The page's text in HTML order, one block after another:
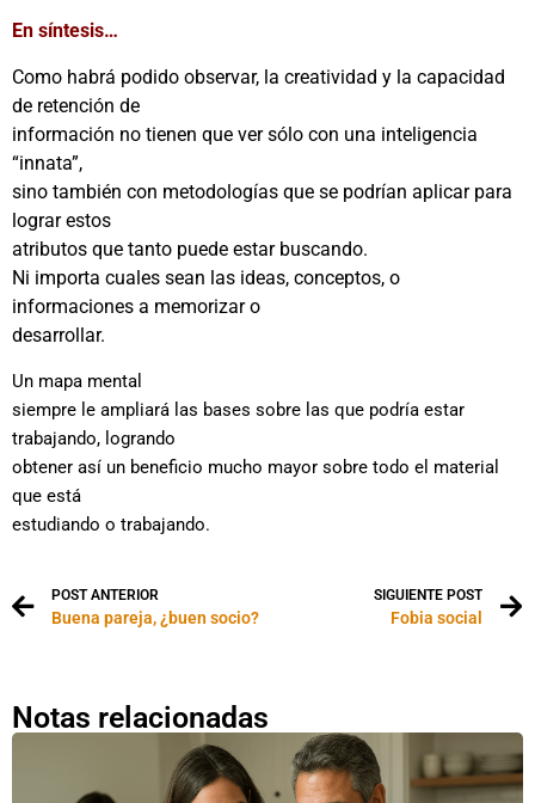
En síntesis…
Como habrá podido observar, la creatividad y la capacidad
de retención de
información no tienen que ver sólo con una inteligencia
“innata”,
sino también con metodologías que se podrían aplicar para
lograr estos
atributos que tanto puede estar buscando.
Ni importa cuales sean las ideas, conceptos, o
informaciones a memorizar o
desarrollar.
Un mapa mental
siempre le ampliará las bases sobre las que podría estar
trabajando, logrando
obtener así un beneficio mucho mayor sobre todo el material
que está
estudiando o trabajando.
POST ANTERIOR
Buena pareja, ¿buen socio?
SIGUIENTE POST
Fobia social
Notas relacionadas